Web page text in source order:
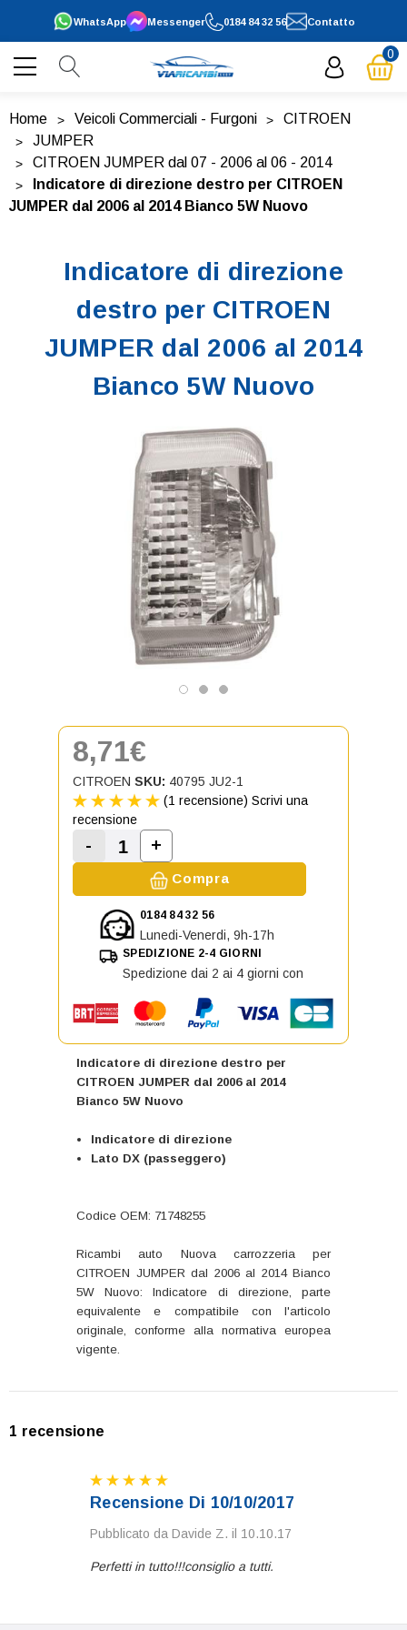
0184 84 32 56
WhatsApp Contatto
Messenger
0
Home Veicoli Commerciali - Furgoni
CITROEN
JUMPER
CITROEN JUMPER dal 07 - 2006 al 06 - 2014
Indicatore di direzione destro per CITROEN
JUMPER dal 2006 al 2014 Bianco 5W Nuovo
Indicatore di direzione
destro per CITROEN
JUMPER dal 2006 al 2014
Bianco 5W Nuovo
Indicatore di direzione destro per
CITROEN JUMPER dal 2006 al 2014
Bianco 5W Nuovo
Indicatore di direzione
Lato DX (passeggero)
Codice OEM: 71748255
Ricambi auto Nuova carrozzeria per
CITROEN JUMPER dal 2006 al 2014 Bianco
5W Nuovo: Indicatore di direzione, parte
equivalente e compatibile con l'articolo
originale, conforme alla normativa europea
vigente.
8,71€
CITROEN SKU: 40795 JU2-1
(1 recensione) Scrivi una
recensione
Diminuisci la quantità di Indicatore di
-
Aumenta la quantità di Indicatore
+
Compra
0184 84 32 56
Lunedi-Venerdi, 9h-17h
SPEDIZIONE 2-4 GIORNI
Spedizione dai 2 ai 4 giorni con
1 recensione
Recensione Di 10/10/2017
Pubblicato da Davide Z. il 10.10.17
Perfetti in tutto!!!consiglio a tutti.